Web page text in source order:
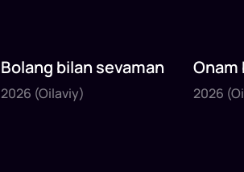
2026
77daq
Bolang bilan sevaman
2026 (Oilaviy)
2026
86
Onam
2026